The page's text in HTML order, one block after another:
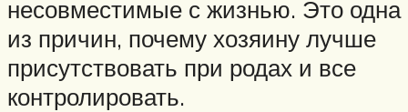
несовместимые с жизнью. Это одна
из причин, почему хозяину лучше
присутствовать при родах и все
контролировать.